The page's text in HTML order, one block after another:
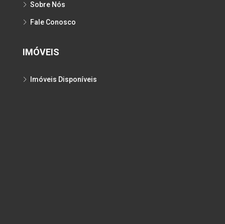
Sobre Nós
Fale Conosco
IMÓVEIS
Imóveis Disponíveis